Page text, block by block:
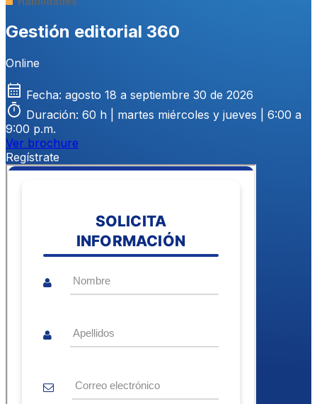
Gestión editorial 360
Online
calendar_month Fecha: agosto 18 a septiembre 30 de 2026
timer Duración: 60 h | martes miércoles y jueves | 6:00 a
9:00 p.m.
Ver brochure
Regístrate